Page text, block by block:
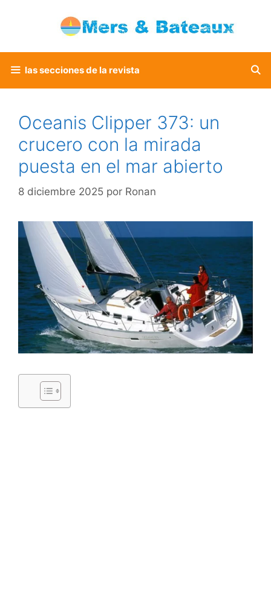
las secciones de la revista
Oceanis Clipper 373: un
crucero con la mirada
puesta en el mar abierto
8 diciembre 2025 por Ronan